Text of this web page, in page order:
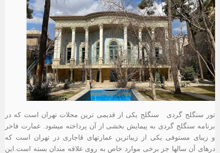
تور سنگلج گردی سنگلج یکی از قدیمی ترین محلات تهران است که در
برنامه سنگلج گردی به پیمایش بخشی از آن پرداخته میشود. عمارت فاخر
و زیبای مستوفی یکی از زیباترین عمارتهای قاجاری در تهران است که
درهای آن سالها جز برخی موارد خاص به روی علاقه مندان بسته است.این